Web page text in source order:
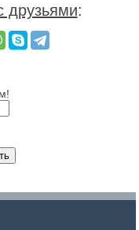
друзьями: